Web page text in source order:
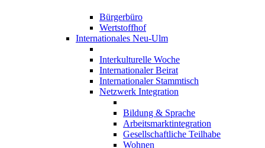
Bürgerbüro
Wertstoffhof
Internationales Neu-Ulm
Interkulturelle Woche
Internationaler Beirat
Internationaler Stammtisch
Netzwerk Integration
Bildung & Sprache
Arbeitsmarktintegration
Gesellschaftliche Teilhabe
Wohnen